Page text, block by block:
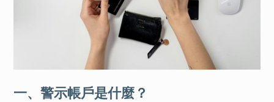
一、警示帳戶是什麼？